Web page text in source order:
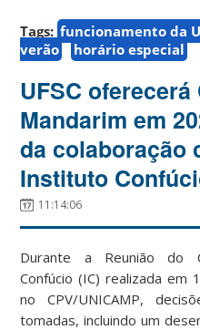
Tags: funcionamento da
verão
horário especial
UFSC
Mandarim em
da colaboração
Instituto
11:14:06
Durante a Reunião do
Confúcio (IC) realizada
no CPV/UNICAMP,
tomadas, incluindo um